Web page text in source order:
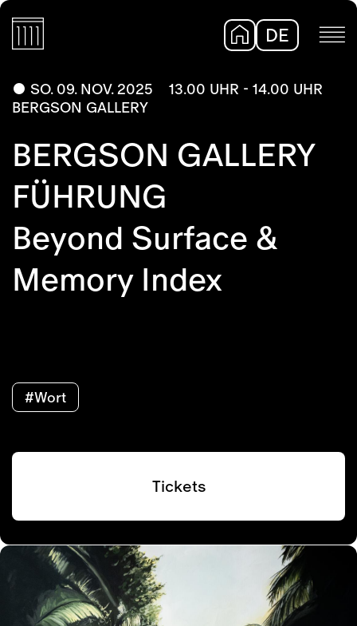
DE
SO. 09. NOV. 2025
13.00 UHR - 14.00 UHR
BERGSON GALLERY
BERGSON GALLERY
FÜHRUNG
Beyond Surface &
Memory Index
#Wort
Tickets